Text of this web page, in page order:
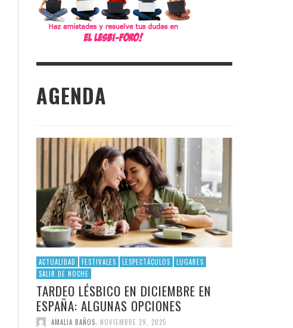
AGENDA
ACTUALIDAD FESTIVALES LESPECTÁCULOS
LUGARES
SALIR DE NOCHE
TARDEO LÉSBICO EN DICIEMBRE EN
ESPAÑA: ALGUNAS OPCIONES
AMALIA BAÑOS, NOVIEMBRE 29, 2025